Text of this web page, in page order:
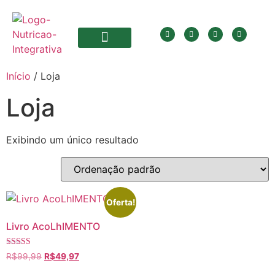
Início / Loja
Loja
Exibindo um único resultado
Oferta!
Livro AcoLhIMENTO
Avaliação
5.00
R$99,99 R$49,97